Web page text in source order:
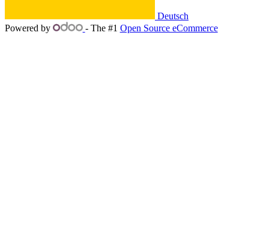
Deutsch
Powered by
- The #1 Open Source eCommerce